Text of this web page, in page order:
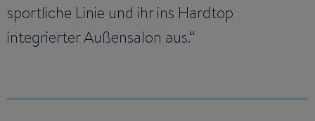
sportliche Linie und ihr ins Hardtop
integrierter Außensalon aus.“